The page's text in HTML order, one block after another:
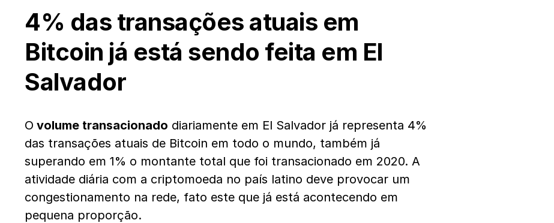
4% das transações atuais em
Bitcoin já está sendo feita em El
Salvador
O volume transacionado diariamente em El Salvador já representa 4%
das transações atuais de Bitcoin em todo o mundo, também já
superando em 1% o montante total que foi transacionado em 2020. A
atividade diária com a criptomoeda no país latino deve provocar um
congestionamento na rede, fato este que já está acontecendo em
pequena proporção.